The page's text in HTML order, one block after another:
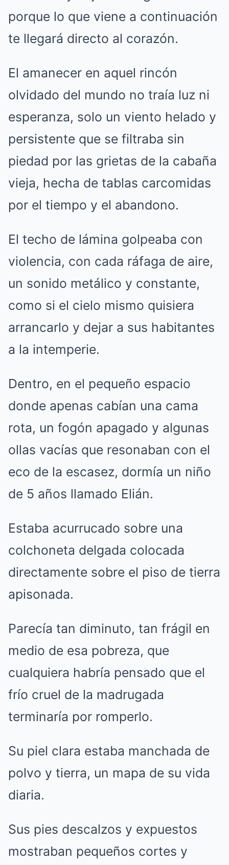
porque lo que viene a continuación
te llegará directo al corazón.
El amanecer en aquel rincón
olvidado del mundo no traía luz ni
esperanza, solo un viento helado y
persistente que se filtraba sin
piedad por las grietas de la cabaña
vieja, hecha de tablas carcomidas
por el tiempo y el abandono.
El techo de lámina golpeaba con
violencia, con cada ráfaga de aire,
un sonido metálico y constante,
como si el cielo mismo quisiera
arrancarlo y dejar a sus habitantes
a la intemperie.
Dentro, en el pequeño espacio
donde apenas cabían una cama
rota, un fogón apagado y algunas
ollas vacías que resonaban con el
eco de la escasez, dormía un niño
de 5 años llamado Elián.
Estaba acurrucado sobre una
colchoneta delgada colocada
directamente sobre el piso de tierra
apisonada.
Parecía tan diminuto, tan frágil en
medio de esa pobreza, que
cualquiera habría pensado que el
frío cruel de la madrugada
terminaría por romperlo.
Su piel clara estaba manchada de
polvo y tierra, un mapa de su vida
diaria.
Sus pies descalzos y expuestos
mostraban pequeños cortes y